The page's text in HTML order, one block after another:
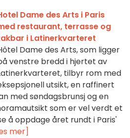
Dame des Arts i Paris
restaurant, terrasse og
i Latinerkvarteret
Dame des Arts, som ligger
venstre bredd i hjertet av
tilbyr rom med
utsikt, en raffinert
med søndagsbrunsj og en
som er vel verdt et
å oppdage året rundt i Paris'
mer]